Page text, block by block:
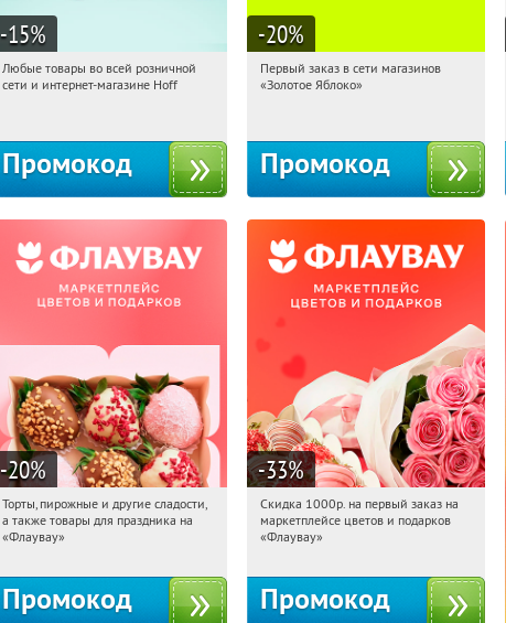
-15%
20:39:32 Получили:
Любые товары во всей розничной
сети и интернет-магазине Hoff
Промокод
-20%
20:39:32
Получи первым!
Первый заказ в сети магазинов
«Золотое Яблоко»
Промокод
-20%
20:39:32 Получили:
Россия
Торты, пирожные и другие сладости,
а также товары для праздника на
«Флаувау»
Промокод
-33%
20:39:32 Получили:
Россия
Скидка 1000р. на первый заказ на
маркетплейсе цветов и подарков
«Флаувау»
Промокод